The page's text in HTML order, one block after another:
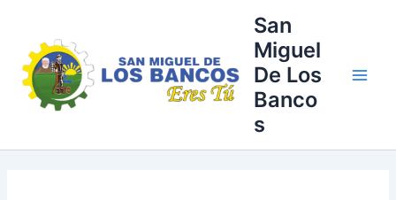
contenido
San
Miguel
De Los
Banco
s